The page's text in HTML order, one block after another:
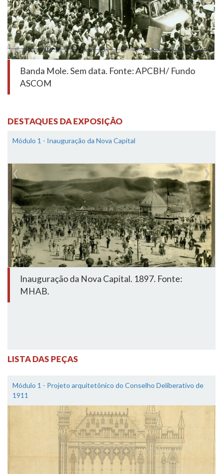
Banda Mole. Sem data. Fonte: APCBH/ Fundo
ASCOM
DESTAQUES DA EXPOSIÇÃO
Módulo 1 - Inauguração da Nova Capital
Inauguração da Nova Capital. 1897. Fonte:
MHAB.
LISTA DAS PEÇAS
Módulo 1 - Projeto arquitetônico do Conselho Deliberativo de
1911